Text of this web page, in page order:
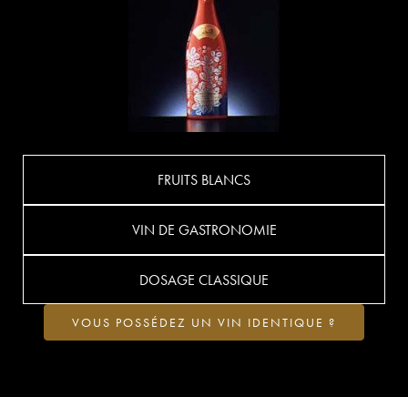
FRUITS BLANCS
VIN DE GASTRONOMIE
DOSAGE CLASSIQUE
VOUS POSSÉDEZ UN VIN IDENTIQUE ?